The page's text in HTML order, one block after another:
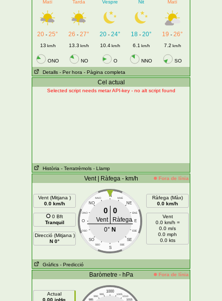
Matí
Tarda
Vespre
Nit
Matí
20 - 25° 26 - 27° 20- 24° 18- 20° 19 - 26°
13 km/h 13.3 km/h 10.4km/h 6.1 km/h 7.2 km/h
ONO NO O NNO SO
Detalls - Per hora - Pàgina completa
Cel actual
Selected script needs metar API-key - no alt script found
Història - Terratrèmols - Llamp
Vent | Ràfega - km/h Fora de línia
Vent (Mitjana )
0.0 km/h
0 Bft
Tranquil
Direcció (Mitjana )
N 0°
N
NNO NNE
NO NE
ONO ENE
O E
OSO ESE
SO SE
SSO SSE
S
0 0
Vent
Ràfega
0° N
Ràfega (Màx)
0.0 km/h
Vent
0.0 km/h =
0.0 m/s
0.0 mph
0.0 kts
Gràfics - Predicció
Baròmetre - hPa Fora de línia
Actual
0.00 inHg
1000
995 1005
990
1010
985
1015